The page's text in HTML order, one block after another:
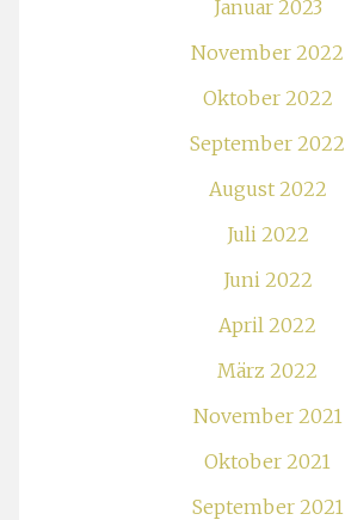
Januar 2023
November 2022
Oktober 2022
September 2022
August 2022
Juli 2022
Juni 2022
April 2022
März 2022
November 2021
Oktober 2021
September 2021